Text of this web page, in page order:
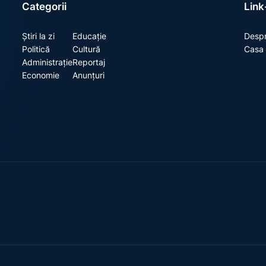
Categorii
Știri la zi
Politică
Administrație
Economie
Educație
Cultură
Reportaj
Anunțuri